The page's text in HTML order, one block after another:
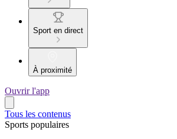
Sport en direct
À proximité
Ouvrir l'app
Tous les contenus
Sports populaires